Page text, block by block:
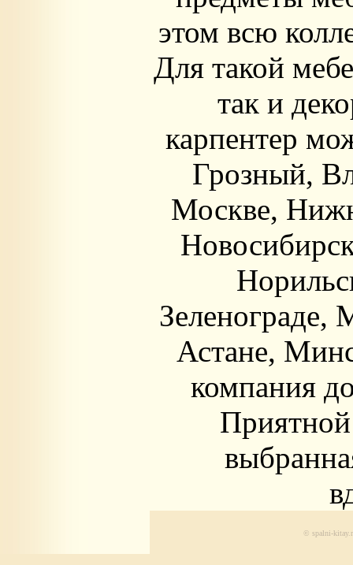
этом всю
Для такой
так и
карпентер
Грозный,
Москве,
Зеленограде,
Астане,
компания
© spalni-